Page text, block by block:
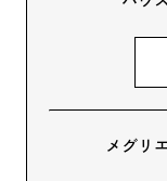
メグリ